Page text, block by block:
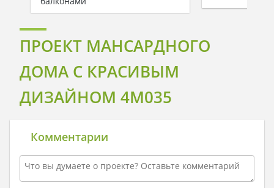
ПРОЕКТ МАНСАРДНОГО
ДОМА С КРАСИВЫМ
ДИЗАЙНОМ 4M035
Комментарии